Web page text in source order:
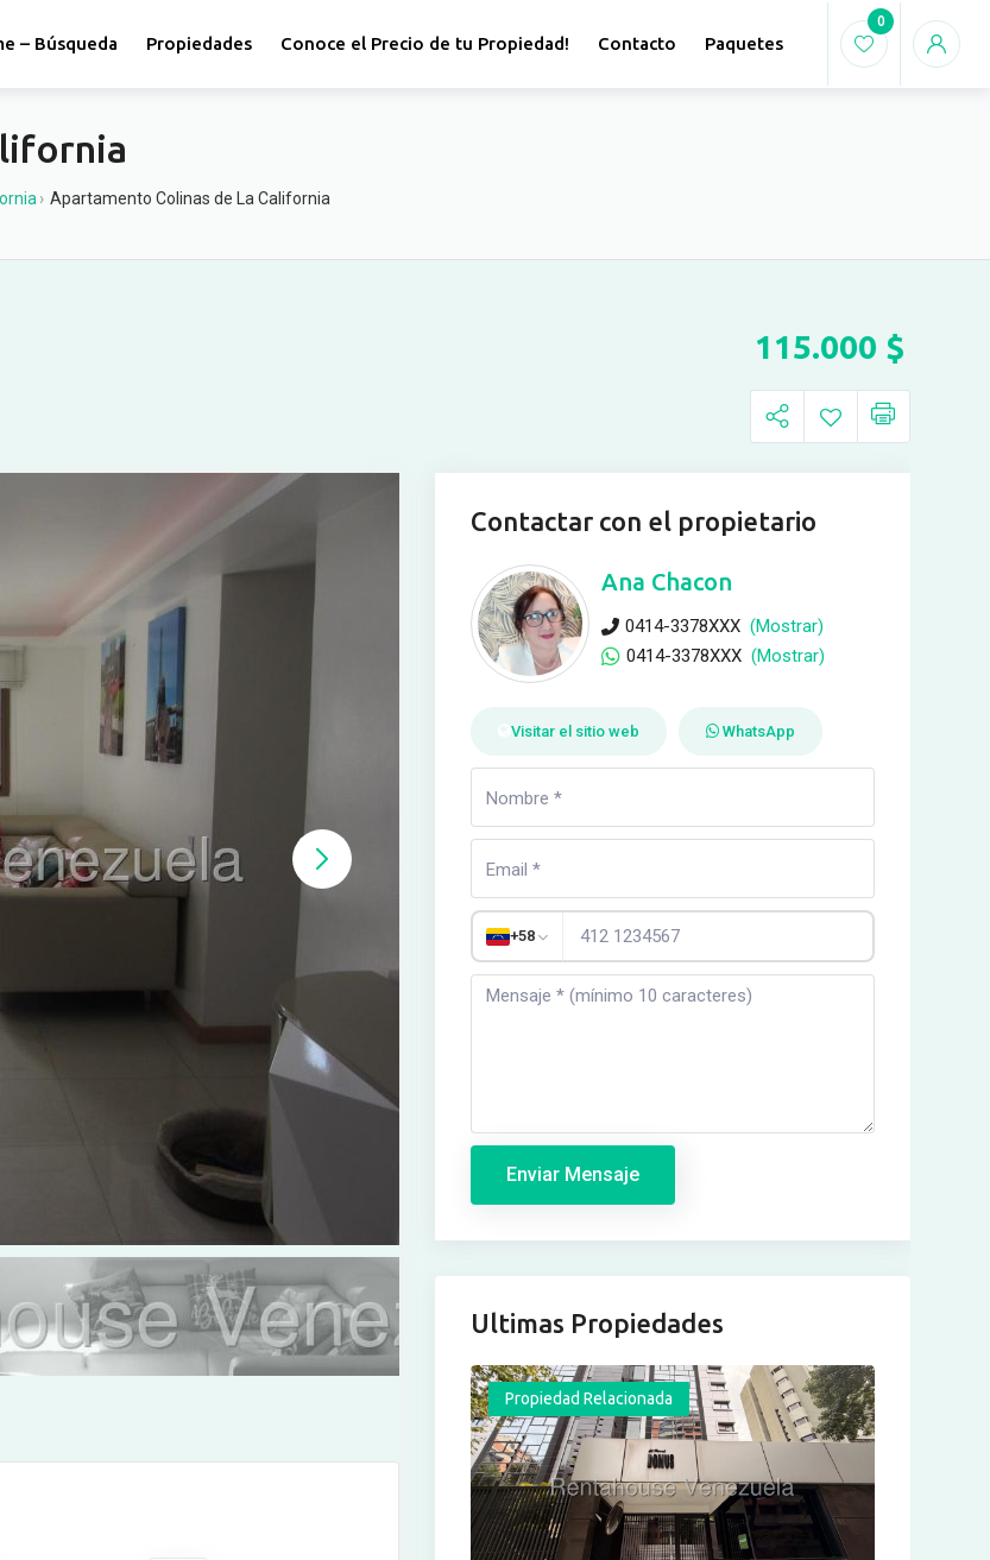
– Búsqueda Propiedades Conoce el Precio de tu Propiedad! Contacto Paquetes
0
› Apartamento Colinas de La California
115.000 $
Contactar con el propietario
Ana Chacon
0414-3378XXX (Mostrar)
0414-3378XXX (Mostrar)
Visitar el sitio web WhatsApp
+58
Enviar Mensaje
Ultimas Propiedades
Propiedad Relacionada